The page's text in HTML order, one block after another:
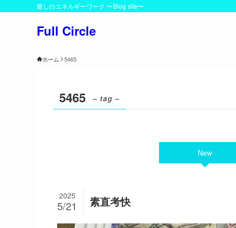
癒しのエネルギーワーク 〜Blog site〜
Full Circle
ホーム 5465
5465 – tag –
New
素直考快
2025
5/21